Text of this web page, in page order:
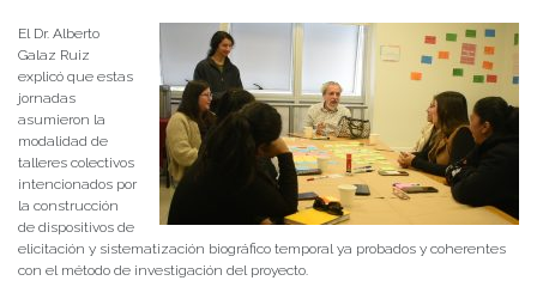
El Dr. Alberto
Galaz Ruiz
explicó que estas
jornadas
asumieron la
modalidad de
talleres colectivos
intencionados por
la construcción
de dispositivos de
elicitación y sistematización biográfico temporal ya probados y coherentes
con el método de investigación del proyecto.